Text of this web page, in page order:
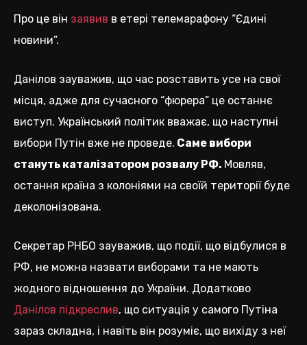
Про це він заявив в етері телемарафону “Єдині
новини”.
Данілов зауважив, що час розставить усе на свої
місця, адже для сучасного “фюрера” це останнє
виступ. Український політик вважає, що наступні
вибори Путін вже не проведе. Саме вибори
стануть каталізатором розвалу РФ. Мовляв,
остання країна з колоніями на своїй території буде
деколонізована.
Секретар РНБО зауважив, що події, що відбулися в
РФ, не можна назвати виборами та не мають
жодного відношення до України. Додатково
Данілов підкреслив, що ситуація у самого Путіна
зараз складна, і навіть він розуміє, що вихіду з неї